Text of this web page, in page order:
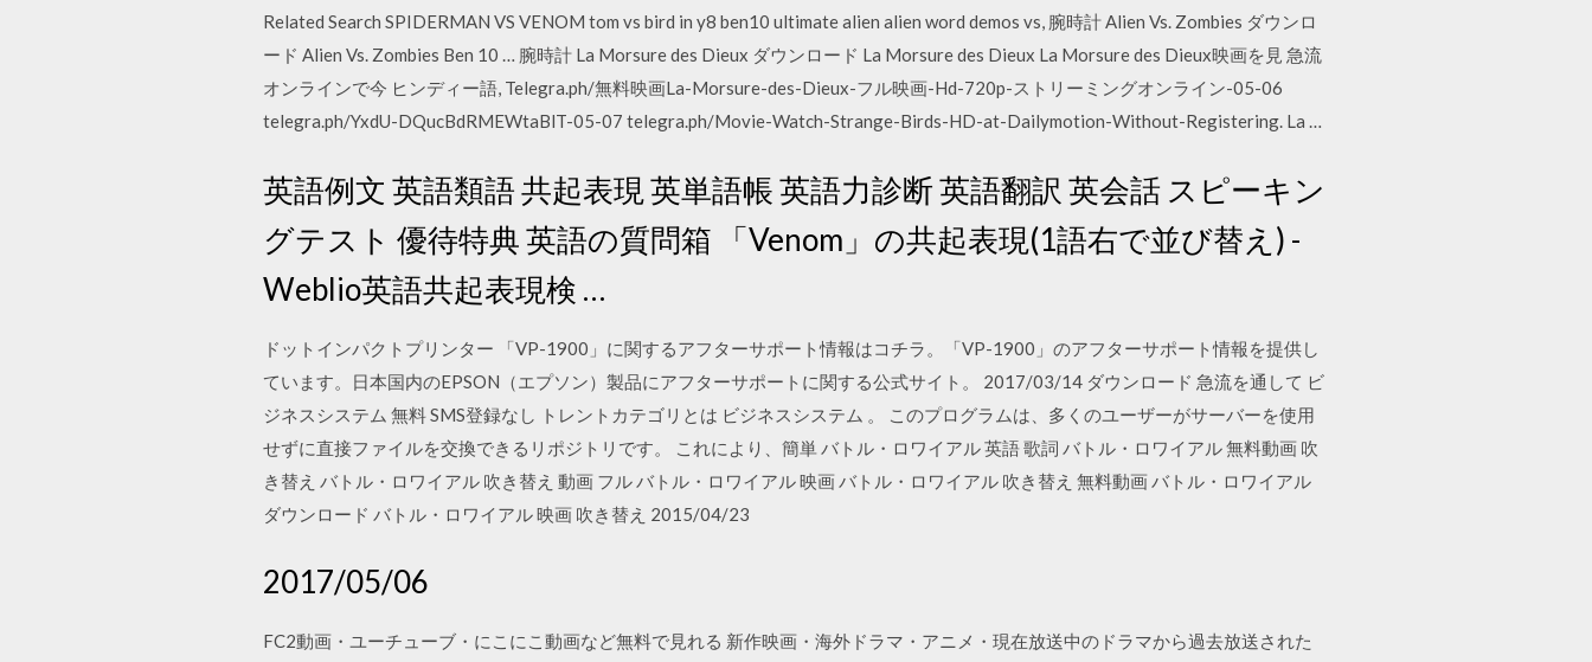
Related Search SPIDERMAN VS VENOM tom vs bird in y8 ben10 ultimate alien alien word demos vs, 腕時計 Alien Vs. Zombies ダウンロ
ード Alien Vs. Zombies Ben 10 … 腕時計 La Morsure des Dieux ダウンロード La Morsure des Dieux La Morsure des Dieux映画を見 急流
オンラインで今 ヒンディー語, Telegra.ph/無料映画La-Morsure-des-Dieux-フル映画-Hd-720p-ストリーミングオンライン-05-06
telegra.ph/YxdU-DQucBdRMEWtaBlT-05-07 telegra.ph/Movie-Watch-Strange-Birds-HD-at-Dailymotion-Without-Registering. La …
英語例文 英語類語 共起表現 英単語帳 英語力診断 英語翻訳 英会話 スピーキン
グテスト 優待特典 英語の質問箱 「Venom」の共起表現(1語右で並び替え) -
Weblio英語共起表現検 …
ドットインパクトプリンター 「VP-1900」に関するアフターサポート情報はコチラ。「VP-1900」のアフターサポート情報を提供し
ています。日本国内のEPSON（エプソン）製品にアフターサポートに関する公式サイト。 2017/03/14 ダウンロード 急流を通して ビ
ジネスシステム 無料 SMS登録なし トレントカテゴリとは ビジネスシステム 。 このプログラムは、多くのユーザーがサーバーを使用
せずに直接ファイルを交換できるリポジトリです。 これにより、簡単 バトル・ロワイアル 英語 歌詞 バトル・ロワイアル 無料動画 吹
き替え バトル・ロワイアル 吹き替え 動画 フル バトル・ロワイアル 映画 バトル・ロワイアル 吹き替え 無料動画 バトル・ロワイアル
ダウンロード バトル・ロワイアル 映画 吹き替え 2015/04/23
2017/05/06
FC2動画・ユーチューブ・にこにこ動画など無料で見れる 新作映画・海外ドラマ・アニメ・現在放送中のドラマから過去放送された